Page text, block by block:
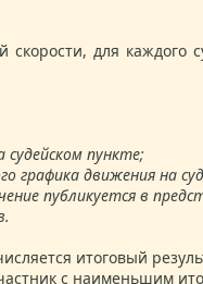
скорости, для
пункте;
графика движения на
публикуется в
итоговый
с наименьшим